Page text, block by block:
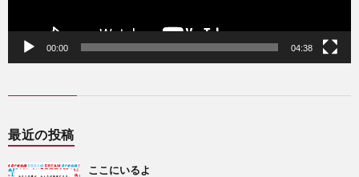
00:00 04:38
最近の投稿
ここにいるよ